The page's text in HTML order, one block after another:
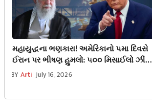
મહાયુદ્ધના ભણકારા! અમેરિકાનો ૫મા દિવસે
ઈરાન પર ભીષણ હુમલો: ૫૦૦ મિસાઈલો ઝીંકી,
૩૫ના મોત; સામે ઈરાનનો સસ્તા ડ્રોનથી
BY Arti July 16, 2026